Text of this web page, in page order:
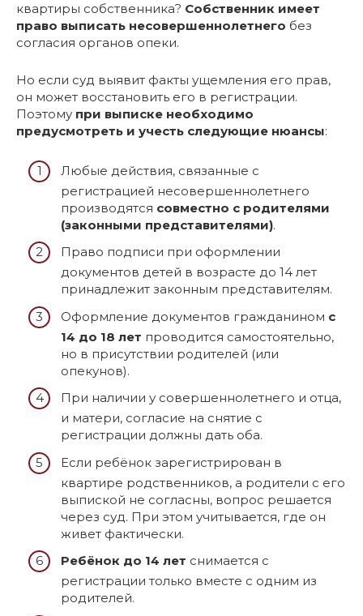
квартиры собственника? Собственник имеет
право выписать несовершеннолетнего без
согласия органов опеки.
Но если суд выявит факты ущемления его прав,
он может восстановить его в регистрации.
Поэтому при выписке необходимо
предусмотреть и учесть следующие нюансы:
Любые действия, связанные с
регистрацией несовершеннолетнего
производятся совместно с родителями
(законными представителями).
Право подписи при оформлении
документов детей в возрасте до 14 лет
принадлежит законным представителям.
Оформление документов гражданином с
14 до 18 лет проводится самостоятельно,
но в присутствии родителей (или
опекунов).
При наличии у совершеннолетнего и отца,
и матери, согласие на снятие с
регистрации должны дать оба.
Если ребёнок зарегистрирован в
квартире родственников, а родители с его
выпиской не согласны, вопрос решается
через суд. При этом учитывается, где он
живет фактически.
Ребёнок до 14 лет снимается с
регистрации только вместе с одним из
родителей.